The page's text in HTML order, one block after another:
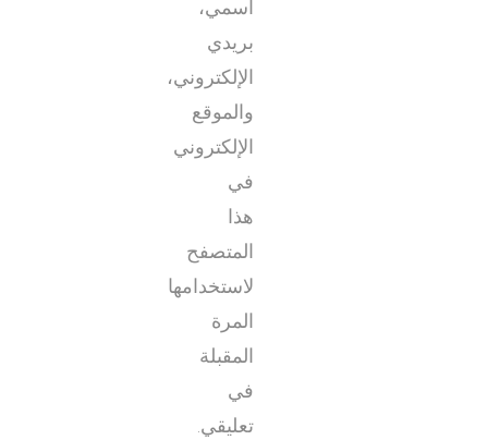
اسمي،
بريدي
الإلكتروني،
والموقع
الإلكتروني
في
هذا
المتصفح
لاستخدامها
المرة
المقبلة
في
تعليقي.